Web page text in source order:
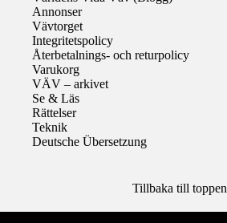
Annonser
Vävtorget
Integritetspolicy
Återbetalnings- och returpolicy
Varukorg
VÄV – arkivet
Se & Läs
Rättelser
Teknik
Deutsche Übersetzung
Tillbaka till toppen